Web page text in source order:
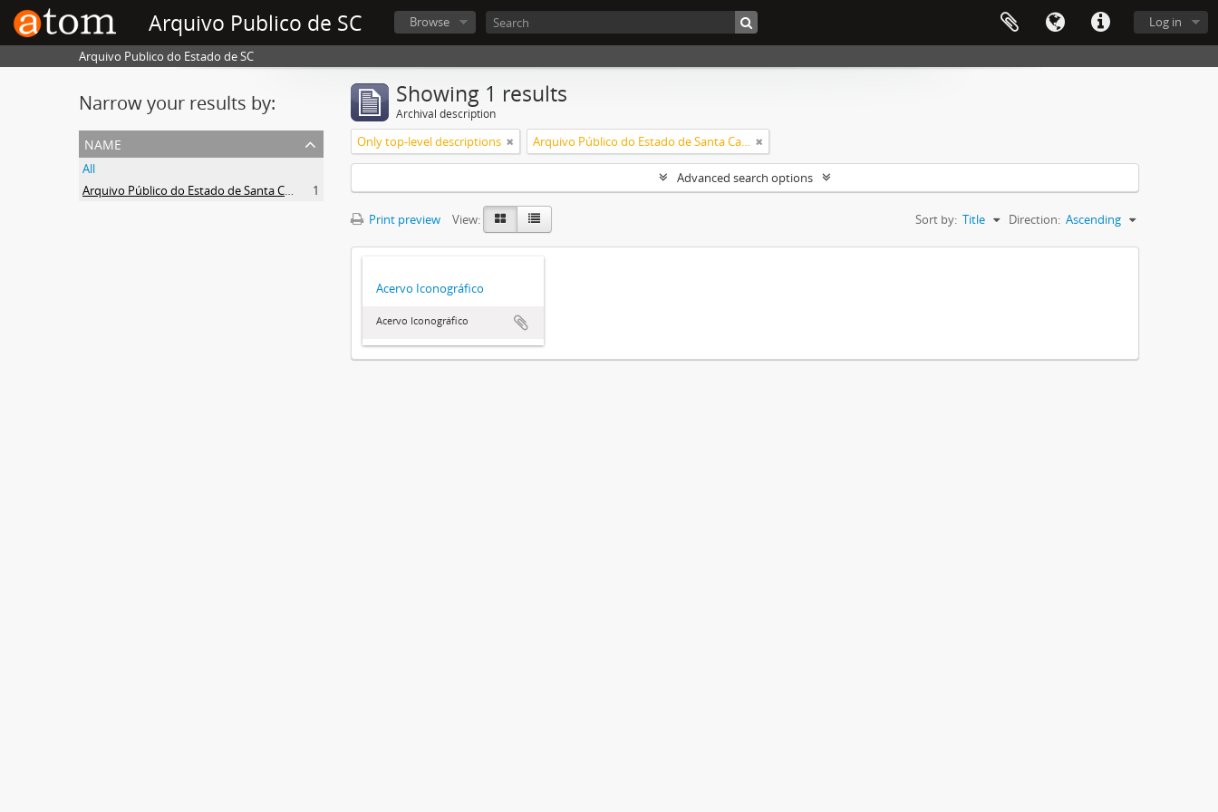
Arquivo Publico de SC Log in
Browse
Arquivo Publico do Estado de SC
Narrow your results by:
name
All
Arquivo Público do Estado de Santa Catarina
1
Showing 1 results
Archival description
Only top-level descriptions Arquivo Público do Estado de Santa Catarina
Advanced search options
Print preview View: Sort by: Title Direction: Ascending
Acervo Iconográfico
Acervo Iconográfico